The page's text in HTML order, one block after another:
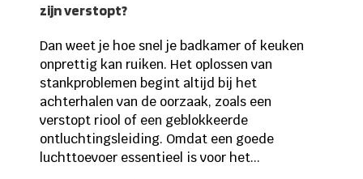
zijn verstopt?
Dan weet je hoe snel je badkamer of keuken
onprettig kan ruiken. Het oplossen van
stankproblemen begint altijd bij het
achterhalen van de oorzaak, zoals een
verstopt riool of een geblokkeerde
ontluchtingsleiding. Omdat een goede
luchttoevoer essentieel is voor het...